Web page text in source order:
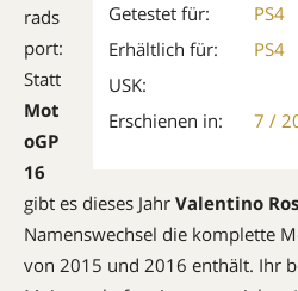
Getestet für:
PS4
Erhältlich für:
PS4
USK:
Erschienen in:
7 /
rads
port:
Statt
Mot
oGP
16
gibt es dieses Jahr Valentino
Namenswechsel die komplette
von 2015 und 2016 enthält. Ihr